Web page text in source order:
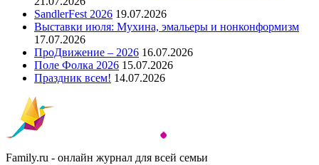
SandlerFest 2026 19.07.2026
Выставки июля: Мухина, эмальеры и нонконформизм
17.07.2026
ПроДвижение – 2026 16.07.2026
Поле Фолка 2026 15.07.2026
Праздник всем! 14.07.2026
Family.ru - онлайн журнал для всей семьи